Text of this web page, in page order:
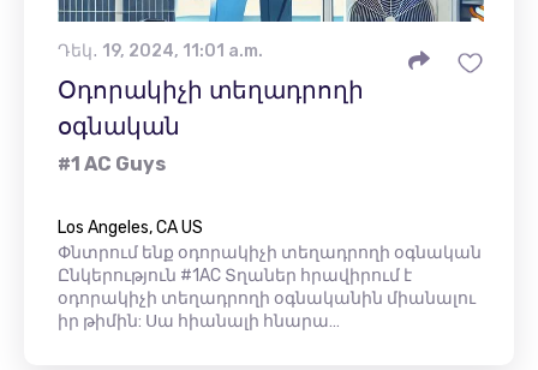
Դեկ․ 19, 2024, 11:01 a.m.
Օդորակիչի տեղադրողի
օգնական
#1 AC Guys
Los Angeles, CA US
Փնտրում ենք օդորակիչի տեղադրողի օգնական
Ընկերություն #1AC Տղաներ հրավիրում է
օդորակիչի տեղադրողի օգնականին միանալու
իր թիմին: Սա հիանալի հնարա…